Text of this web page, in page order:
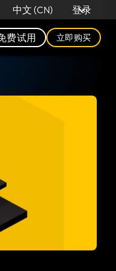
中文 (CN) 登录
费试用 立即购买